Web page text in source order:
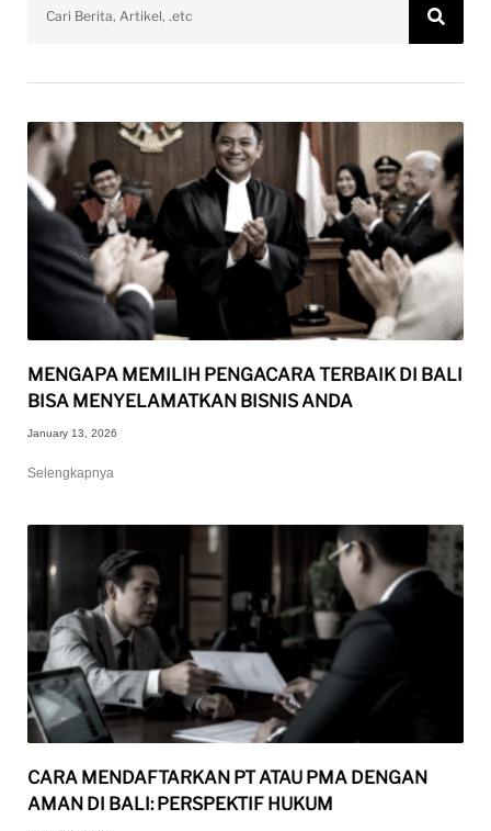
MENGAPA MEMILIH PENGACARA TERBAIK DI BALI
BISA MENYELAMATKAN BISNIS ANDA
January 13, 2026
Selengkapnya
CARA MENDAFTARKAN PT ATAU PMA DENGAN
AMAN DI BALI: PERSPEKTIF HUKUM